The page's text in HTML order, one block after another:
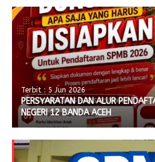
Terbit : 5 Jun 2026
PERSYARATAN DAN ALUR
NEGERI 12 BANDA ACEH